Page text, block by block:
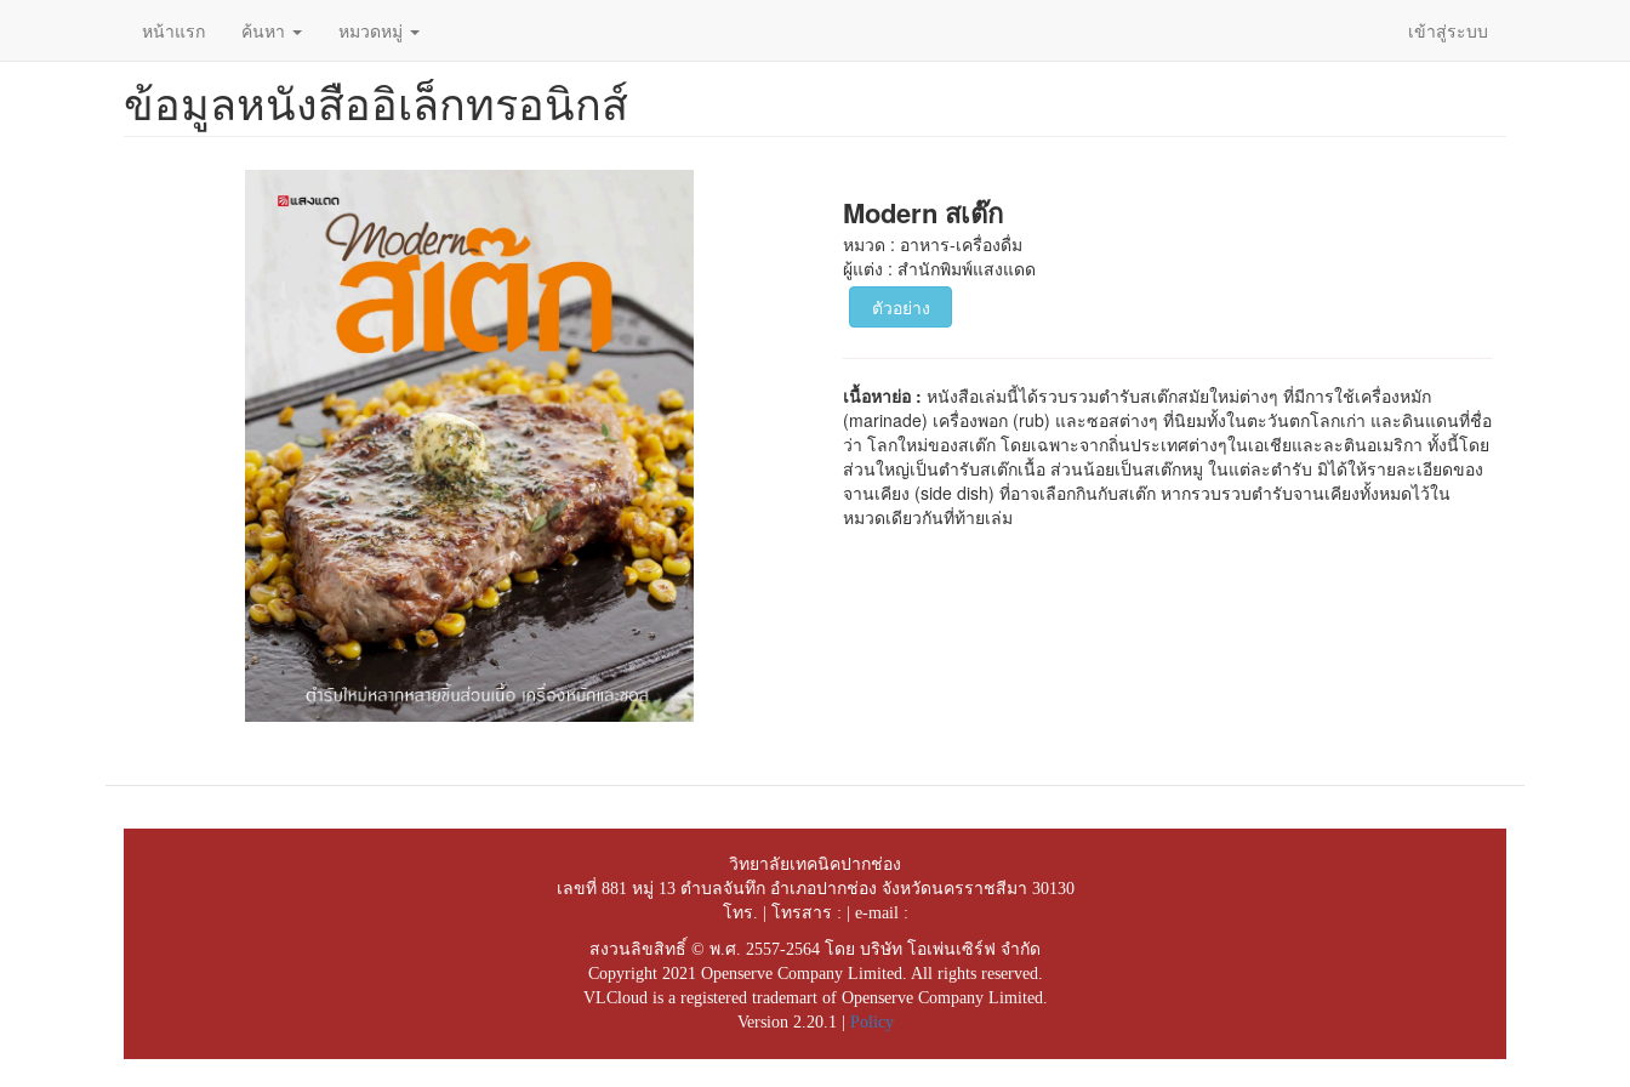
หน้าแรก ค้นหา หมวดหมู่ เข้าสู่ระบบ
ข้อมูลหนังสืออิเล็กทรอนิกส์
Modern สเต๊ก
หมวด : อาหาร-เครื่องดื่ม
ผู้แต่ง : สำนักพิมพ์แสงแดด
ตัวอย่าง
เนื้อหาย่อ :หนังสือเล่มนี้ได้รวบรวมตำรับสเต๊กสมัยใหม่ต่างๆ ที่มีการใช้เครื่องหมัก
(marinade) เครื่องพอก (rub) และซอสต่างๆ ที่นิยมทั้งในตะวันตกโลกเก่า และดินแดนที่ชื่อ
ว่า โลกใหม่ของสเต๊ก โดยเฉพาะจากถิ่นประเทศต่างๆในเอเชียและละตินอเมริกา ทั้งนี้โดย
ส่วนใหญ่เป็นตำรับสเต๊กเนื้อ ส่วนน้อยเป็นสเต๊กหมู ในแต่ละตำรับ มิได้ให้รายละเอียดของ
จานเคียง (side dish) ที่อาจเลือกกินกับสเต๊ก หากรวบรวบตำรับจานเคียงทั้งหมดไว้ใน
หมวดเดียวกันที่ท้ายเล่ม
วิทยาลัยเทคนิคปากช่อง
เลขที่ 881 หมู่ 13 ตำบลจันทึก อำเภอปากช่อง จังหวัดนครราชสีมา 30130
โทร. | โทรสาร : | e-mail :
สงวนลิขสิทธิ์ © พ.ศ. 2557-2564 โดย บริษัท โอเพ่นเซิร์ฟ จำกัด
Copyright 2021 Openserve Company Limited. All rights reserved.
VLCloud is a registered trademart of Openserve Company Limited.
Version 2.20.1 | Policy